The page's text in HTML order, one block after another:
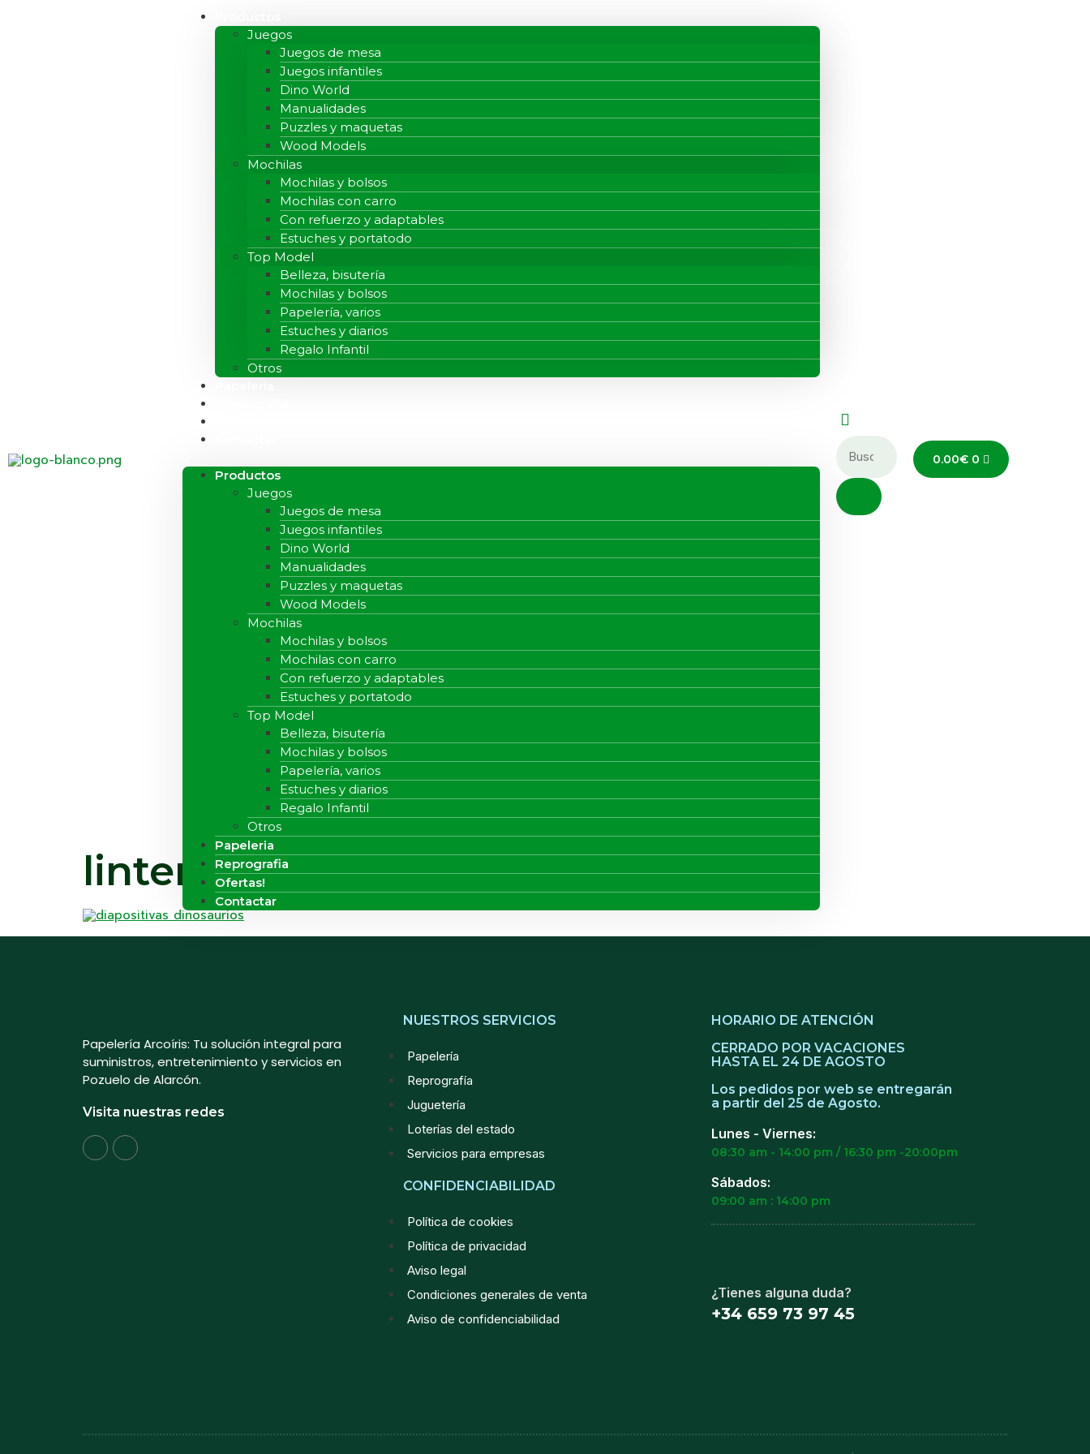
Juegos
Juegos de mesa
Juegos infantiles
Dino World
Manualidades
Puzzles y maquetas
Wood Models
Mochilas
Mochilas y bolsos
Mochilas con carro
Con refuerzo y adaptables
Estuches y portatodo
Top Model
Belleza, bisutería
Mochilas y bolsos
Papelería, varios
Estuches y diarios
Regalo Infantil
Otros
Productos
Juegos
Juegos de mesa
Juegos infantiles
Dino World
Manualidades
Puzzles y maquetas
Wood Models
Mochilas
Mochilas y bolsos
Mochilas con carro
Con refuerzo y adaptables
Estuches y portatodo
Top Model
Belleza, bisutería
Mochilas y bolsos
Papelería, varios
Estuches y diarios
Regalo Infantil
Otros
Papeleria
Reprografia
Ofertas!
Contactar
0.00€ 0
linterna dino world
Papelería Arcoíris: Tu solución integral para
suministros, entretenimiento y servicios en
Pozuelo de Alarcón.
Visita nuestras redes
NUESTROS SERVICIOS
Papelería
Reprografía
Juguetería
Loterías del estado
Servicios para empresas
CONFIDENCIABILIDAD
Política de cookies
Política de privacidad
Aviso legal
Condiciones generales de venta
Aviso de confidenciabilidad
HORARIO DE ATENCIÓN
CERRADO POR VACACIONES
HASTA EL 24 DE AGOSTO
Los pedidos por web se entregarán
a partir del 25 de Agosto.
Lunes - Viernes:
08:30 am - 14:00 pm / 16:30 pm -20:00pm
Sábados:
09:00 am : 14:00 pm
¿Tienes alguna duda?
+34 659 73 97 45